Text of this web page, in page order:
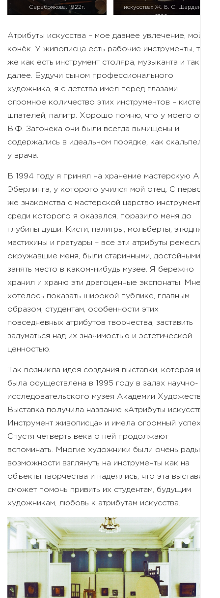
Серебрякова. 1922г.
искусства» Ж. Б. С. Шарден.
Атрибуты искусства – мое давнее увлечение, мой
конёк. У живописца есть рабочие инструменты, так
же как есть инструмент столяра, музыканта и так
далее. Будучи сыном профессионального
художника, я с детства имел перед глазами
огромное количество этих инструментов – кистей,
шпателей, палитр. Хорошо помню, что у моего отца
В.Ф. Загонека они были всегда вычищены и
содержались в идеальном порядке, как скальпели
у врача.
В 1994 году я принял на хранение мастерскую А.
Эберлинга, у которого учился мой отец. С первого
же знакомства с мастерской царство инструмента,
среди которого я оказался, поразило меня до
глубины души. Кисти, палитры, мольберты, этюдники,
мастихины и гратуары – все эти атрибуты ремесла,
окружавшие меня, были старинными, достойными
занять место в каком-нибудь музее. Я бережно
хранил и храню эти драгоценные экспонаты. Мне
хотелось показать широкой публике, главным
образом, студентам, особенности этих
повседневных атрибутов творчества, заставить
задуматься над их значимостью и эстетической
ценностью.
Так возникла идея создания выставки, которая и
была осуществлена в 1995 году в залах научно-
исследовательского музея Академии Художеств.
Выставка получила название «Атрибуты искусства.
Инструмент живописца» и имела огромный успех.
Спустя четверть века о ней продолжают
вспоминать. Многие художники были очень рады
возможности взглянуть на инструменты как на
объекты творчества и надеялись, что эта выставка
сможет помочь привить их студентам, будущим
художникам, любовь к атрибутам искусства.